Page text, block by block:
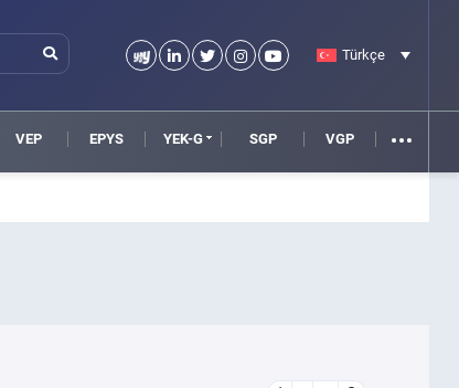
Türkçe
VEP EPYS YEK-G SGP VGP